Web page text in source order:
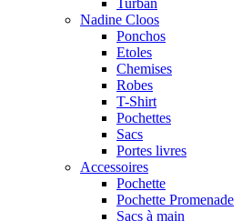
Turban
Nadine Cloos
Ponchos
Etoles
Chemises
Robes
T-Shirt
Pochettes
Sacs
Portes livres
Accessoires
Pochette
Pochette Promenade
Sacs à main